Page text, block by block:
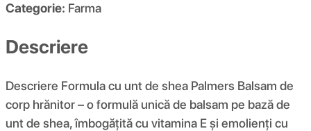
Categorie: Farma
Descriere
Descriere Formula cu unt de shea Palmers Balsam de
corp hrănitor – o formulă unică de balsam pe bază de
unt de shea, îmbogățită cu vitamina E și emolienți cu